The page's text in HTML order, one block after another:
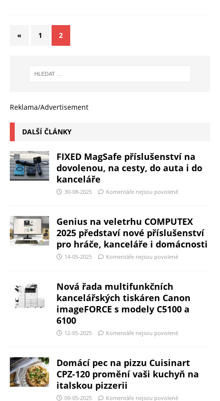
« 1 2
Reklama/Advertisement
DALŠÍ ČLÁNKY
FIXED MagSafe příslušenství na
dovolenou, na cesty, do auta i do
kanceláře
30-08-2025 Komentáře nejsou povolené
Genius na veletrhu COMPUTEX
2025 představí nové příslušenství
pro hráče, kanceláře i domácnosti
14-05-2025 Komentáře nejsou povolené
Nová řada multifunkčních
kancelářských tiskáren Canon
imageFORCE s modely C5100 a
6100
12-05-2025 Komentáře nejsou povolené
Domácí pec na pizzu Cuisinart
CPZ-120 promění vaši kuchyň na
italskou pizzerii
09-05-2025 Komentáře nejsou povolené